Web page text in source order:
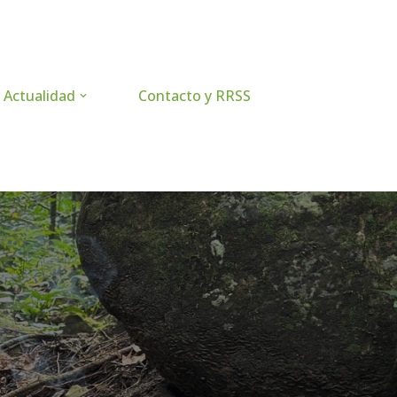
Actualidad Contacto y RRSS